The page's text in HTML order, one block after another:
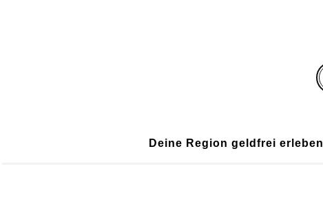
Deine Region geldfrei erleben